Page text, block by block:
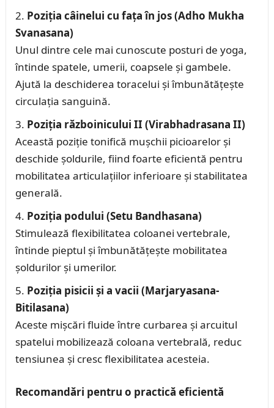
Poziția câinelui cu fața în jos (Adho Mukha
Svanasana)
Unul dintre cele mai cunoscute posturi de yoga,
întinde spatele, umerii, coapsele și gambele.
Ajută la deschiderea toracelui și îmbunătățește
circulația sanguină.
Poziția războinicului II (Virabhadrasana II)
Această poziție tonifică mușchii picioarelor și
deschide șoldurile, fiind foarte eficientă pentru
mobilitatea articulațiilor inferioare și stabilitatea
generală.
Poziția podului (Setu Bandhasana)
Stimulează flexibilitatea coloanei vertebrale,
întinde pieptul și îmbunătățește mobilitatea
șoldurilor și umerilor.
Poziția pisicii și a vacii (Marjaryasana-
Bitilasana)
Aceste mișcări fluide între curbarea și arcuitul
spatelui mobilizează coloana vertebrală, reduc
tensiunea și cresc flexibilitatea acesteia.
Recomandări pentru o practică eficientă